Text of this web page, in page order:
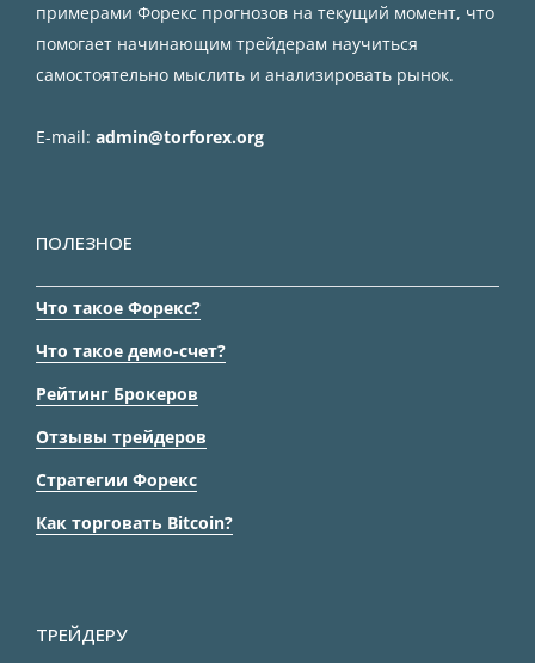
примерами Форекс прогнозов на текущий момент, что
помогает начинающим трейдерам научиться
самостоятельно мыслить и анализировать рынок.
E-mail: admin@torforex.org
ПОЛЕЗНОЕ
Что такое Форекс?
Что такое демо-счет?
Рейтинг Брокеров
Отзывы трейдеров
Стратегии Форекс
Как торговать Bitcoin?
ТРЕЙДЕРУ